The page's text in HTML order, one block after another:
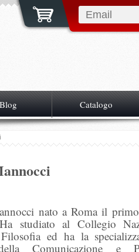
Catalogo
nato a Roma il
studiato al Collegio
ed ha la
Comunicazione e